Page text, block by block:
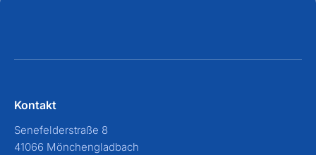
Kontakt
Senefelderstraße 8
41066 Mönchengladbach